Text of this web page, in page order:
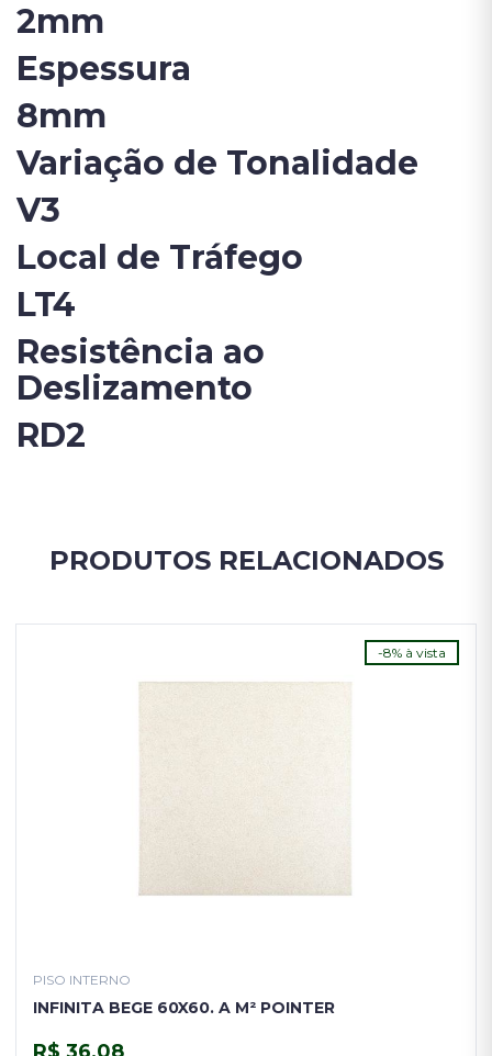
2mm
Espessura
8mm
Variação de Tonalidade
V3
Local de Tráfego
LT4
Resistência ao
Deslizamento
RD2
PRODUTOS RELACIONADOS
-8% à vista
PISO INTERNO
INFINITA BEGE 60X60. A M² POINTER